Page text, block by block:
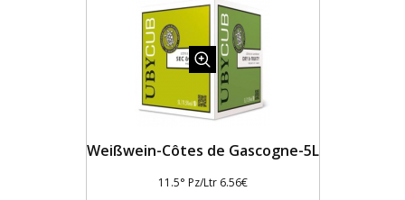
Weißwein-Côtes de Gascogne-5L
11.5° Pz/Ltr 6.56€